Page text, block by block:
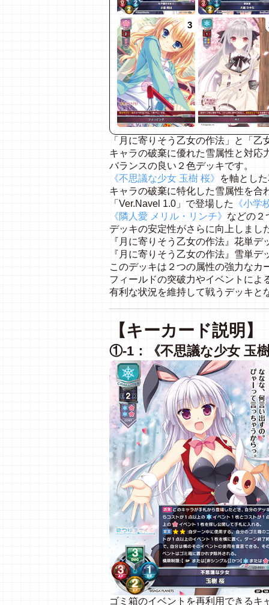
3
「月に寄りそう乙女の作法」と「
キャラの破棄に優れた雪属性と対応
バランスの良い２色デッキです。
《不思議な少女 玉樹 桜》
を軸とし
キャラの破棄に特化した雪属性を合
「Ver.Navel 1.0」で登場した
《小学
《隣人愛 メリル・リンチ》 などの２
デッキの安定性がさらに向上しまし
『月に寄りそう乙女の作法』花単
『月に寄りそう乙女の作法』雪単
このデッキは２つの属性の強力なカ
フィールドの突破力やイベントによ
有利な状況を維持して戦うデッキと
【キーカード説明】
①-1：《不思議な少女 玉
ゴミ箱のイベントを再利用できるキ